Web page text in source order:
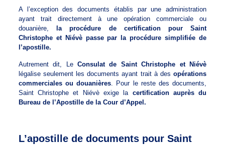
A l’exception des documents établis par une administration
ayant trait directement à une opération commerciale ou
douanière,
la procédure de certification pour Saint
Christophe et Niévè passe par la procédure simplifiée de
l’apostille.
Autrement dit, LeConsulat de Saint Christophe et Niévè
légalise seulement les documents ayant trait à desopérations
commerciales ou douanières . Pour le reste des documents,
Saint Christophe et Niévè exige la certification auprès du
Bureau de l’Apostille de la Cour d’Appel.
L’apostille de documents pour Saint